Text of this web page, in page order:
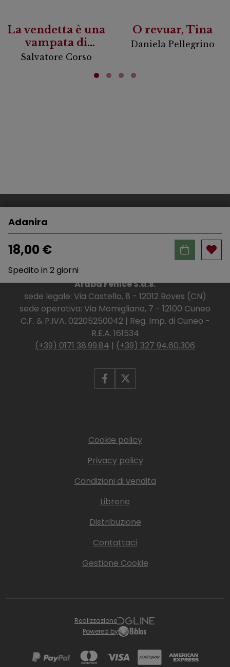
La vendetta è una
vampata di
scirocco
Salvatore Corso
O revuar, Tina
Daniela Pellegrino
Adanira
18,00 €
Spedito in 2 giorni
Araba Fenice S.a.s.
sede legale: Via Castello, 8 - 12012 Boves (CN)
sede operativa: Via Momigliano, 7 - 12100 Cuneo
C.F. & P.IVA. 02205250042 | Reg. Imp. di Cuneo -
R.E.A. 161534
(+39) 0171 38.99.84 | (+39) 327 94.60.306
Cookie policy
Privacy policy
Condizioni di vendita
Librerie
Distribuzione
Contattaci
Gestione Cookie
Realizzazione
Powered by